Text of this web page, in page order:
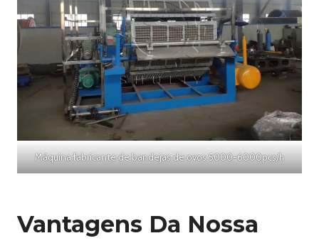
Máquina fabricante de bandejas de ovos 5000-6000pcs/h
Vantagens Da Nossa